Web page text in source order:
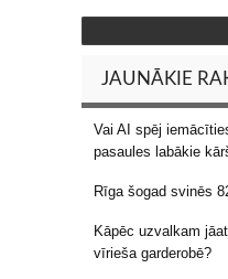
JAUNĀKIE
Vai AI spēj
pasaules labākie
Rīga šogad svinēs
Kāpēc uzvalkam
vīrieša garderobē?